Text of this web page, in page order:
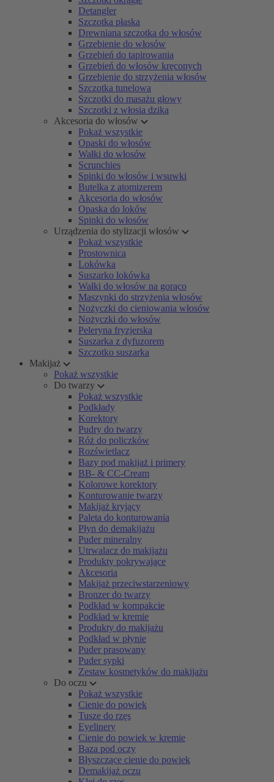
Detangler
Szczotka płaska
Drewniana szczotka do włosów
Grzebienie do włosów
Grzebień do tapirowania
Grzebień do włosów kręconych
Grzebienie do strzyżenia włosów
Szczotka tunelowa
Szczotki do masażu głowy
Szczotki z włosia dzika
Akcesoria do włosów
Pokaż wszystkie
Opaski do włosów
Wałki do włosów
Scrunchies
Spinki do włosów i wsuwki
Butelka z atomizerem
Akcesoria do włosów
Opaska do loków
Spinki do włosów
Urządzenia do stylizacji włosów
Pokaż wszystkie
Prostownica
Lokówka
Suszarko lokówka
Wałki do włosów na gorąco
Maszynki do strzyżenia włosów
Nożyczki do cieniowania włosów
Nożyczki do włosów
Peleryna fryzjerska
Suszarka z dyfuzorem
Szczotko suszarka
Makijaż
Pokaż wszystkie
Do twarzy
Pokaż wszystkie
Podkłady
Korektory
Pudry do twarzy
Róż do policzków
Rozświetlacz
Bazy pod makijaż i primery
BB- & CC-Cream
Kolorowe korektory
Konturowanie twarzy
Makijaż kryjący
Paleta do konturowania
Płyn do demakijażu
Puder mineralny
Utrwalacz do makijażu
Produkty pokrywające
Akcesoria
Makijaż przeciwstarzeniowy
Bronzer do twarzy
Podkład w kompakcie
Podkład w kremie
Produkty do makijażu
Podkład w płynie
Puder prasowany
Puder sypki
Zestaw kosmetyków do makijażu
Do oczu
Pokaż wszystkie
Cienie do powiek
Tusze do rzęs
Eyelinery
Cienie do powiek w kremie
Baza pod oczy
Błyszczące cienie do powiek
Demakijaż oczu